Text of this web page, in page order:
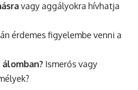
vagy aggályokra hívhatja
érdemes figyelembe venni a
Ismerős vagy